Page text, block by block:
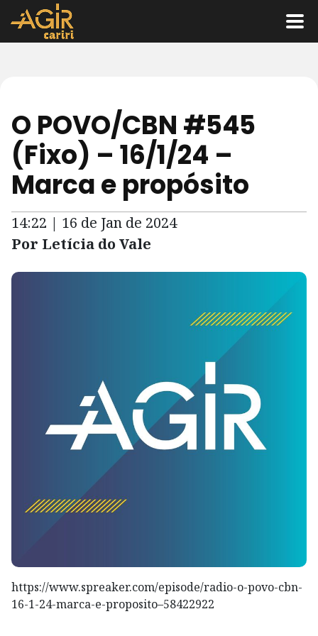
O POVO/CBN #545
(Fixo) – 16/1/24 –
Marca e propósito
14:22 | 16 de Jan de 2024
Por Letícia do Vale
https://www.spreaker.com/episode/radio-o-povo-cbn-
16-1-24-marca-e-proposito–58422922